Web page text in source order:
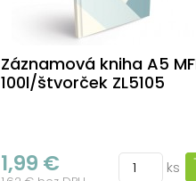
Záznamová kniha A5
100l/štvorček ZL5105
1,99 € ks